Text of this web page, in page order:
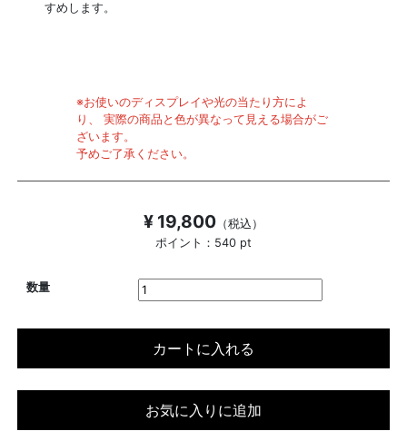
すめします。
※お使いのディスプレイや光の当たり方によ
り、 実際の商品と色が異なって見える場合がご
ざいます。
予めご了承ください。
¥ 19,800 （税込）
ポイント：540 pt
数量
カートに入れる
お気に入りに追加